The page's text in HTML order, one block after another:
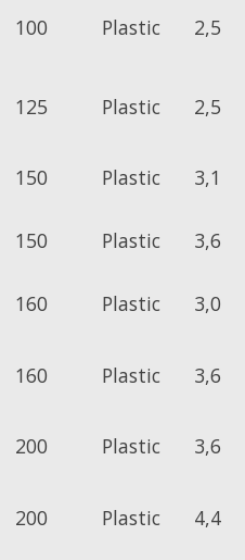
100 Plastic 2,5
125 Plastic 2,5
150 Plastic 3,1
150 Plastic 3,6
160 Plastic 3,0
160 Plastic 3,6
200 Plastic 3,6
200 Plastic 4,4